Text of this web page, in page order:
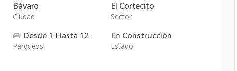
Bávaro
Ciudad
El Cortecito
Sector
Desde 1 Hasta 12
Parqueos
En Construcción
Estado